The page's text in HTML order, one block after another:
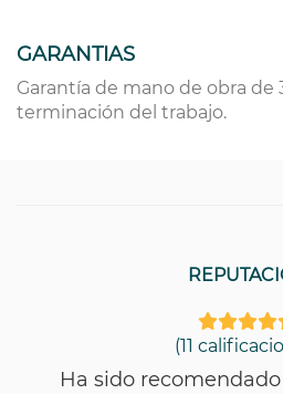
GARANTIAS
Garantía de mano de obra de
terminación del trabajo.
(11
Ha sido